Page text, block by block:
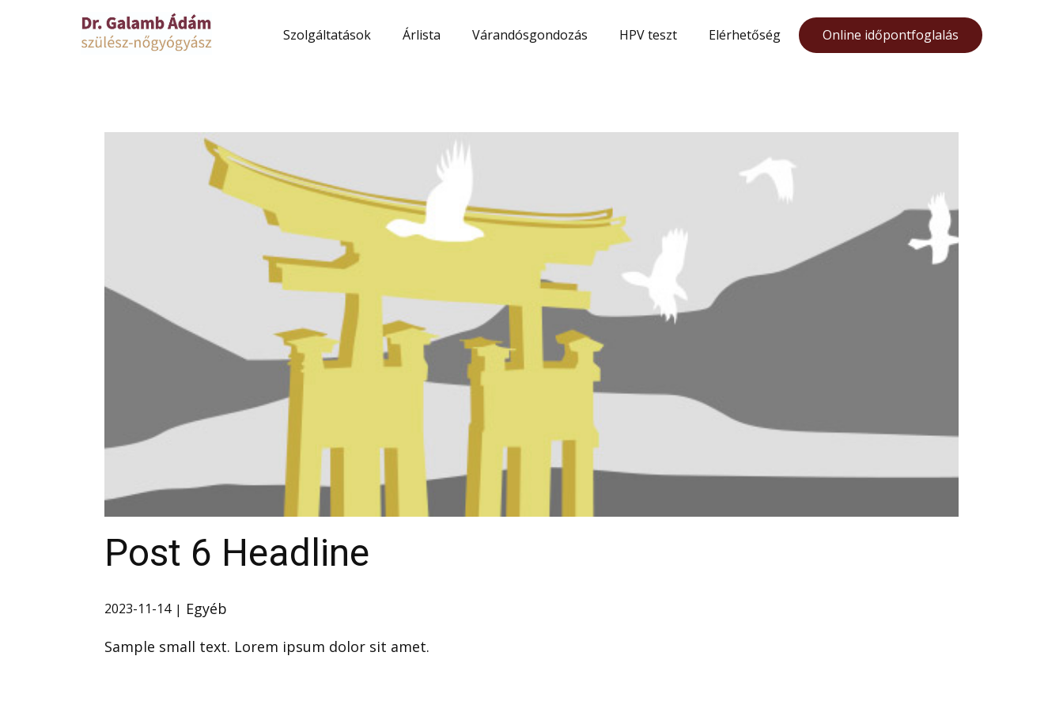
Szolgáltatások Árlista Várandósgondozás HPV teszt Elérhetőség Online időpontfoglalás
Post 6 Headline
2023-11-14
Egyéb
Sample small text. Lorem ipsum dolor sit amet.